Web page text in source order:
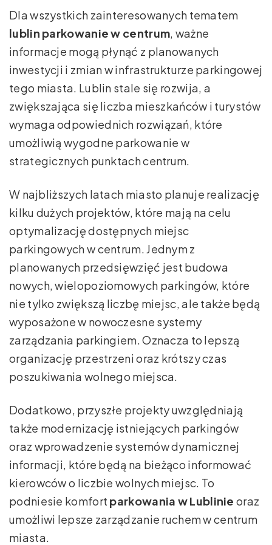
Dla wszystkich zainteresowanych tematem
lublin parkowanie w centrum, ważne
informacje mogą płynąć z planowanych
inwestycji i zmian w infrastrukturze parkingowej
tego miasta. Lublin stale się rozwija, a
zwiększająca się liczba mieszkańców i turystów
wymaga odpowiednich rozwiązań, które
umożliwią wygodne parkowanie w
strategicznych punktach centrum.
W najbliższych latach miasto planuje realizację
kilku dużych projektów, które mają na celu
optymalizację dostępnych miejsc
parkingowych w centrum. Jednym z
planowanych przedsięwzięć jest budowa
nowych, wielopoziomowych parkingów, które
nie tylko zwiększą liczbę miejsc, ale także będą
wyposażone w nowoczesne systemy
zarządzania parkingiem. Oznacza to lepszą
organizację przestrzeni oraz krótszy czas
poszukiwania wolnego miejsca.
Dodatkowo, przyszłe projekty uwzględniają
także modernizację istniejących parkingów
oraz wprowadzenie systemów dynamicznej
informacji, które będą na bieżąco informować
kierowców o liczbie wolnych miejsc. To
podniesie komfort parkowania w Lublinie oraz
umożliwi lepsze zarządzanie ruchem w centrum
miasta.